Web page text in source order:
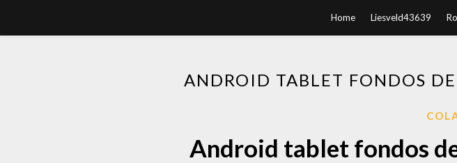
Home Liesveld43639
ANDROID TABLET FONDOS
Android tablet fondos